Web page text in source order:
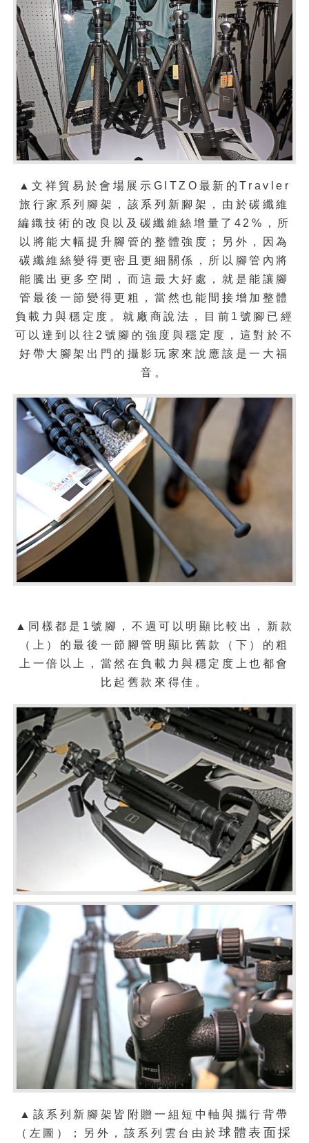
▲文祥貿易於會場展示GITZO最新的Travler
旅行家系列腳架，該系列新腳架，由於碳纖維
編織技術的改良以及碳纖維絲增量了42%，所
以將能大幅提升腳管的整體強度；另外，因為
碳纖維絲變得更密且更細關係，所以腳管內將
能騰出更多空間，而這最大好處，就是能讓腳
管最後一節變得更粗，當然也能間接增加整體
負載力與穩定度。就廠商說法，目前1號腳已經
可以達到以往2號腳的強度與穩定度，這對於不
好帶大腳架出門的攝影玩家來說應該是一大福
音。
▲同樣都是1號腳，不過可以明顯比較出，新款
（上）的最後一節腳管明顯比舊款（下）的粗
上一倍以上，當然在負載力與穩定度上也都會
比起舊款來得佳。
▲該系列新腳架皆附贈一組短中軸與攜行背帶
（左圖）；另外，該系列雲台由於 球體表面採